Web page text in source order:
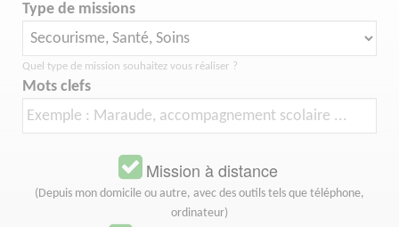
Type de missions
Quel type de mission souhaitez vous réaliser ?
Mots clefs
Mission à distance
(Depuis mon domicile ou autre, avec des outils tels que téléphone,
ordinateur)